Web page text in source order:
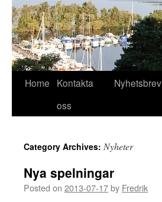
Skip
Home
Kontakta
oss
Nyhetsbrev
Category Archives: Nyheter
Nya spelningar
Posted on 2013-07-17by Fredrik